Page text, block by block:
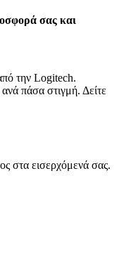
σας και
την Logitech.
πάσα στιγμή. Δείτε
στα εισερχόμενά σας.